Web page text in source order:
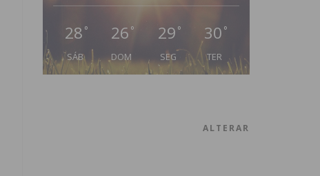
28 °
SÁB
26 °
DOM
29 °
SEG
30 °
TER
ALTERAR